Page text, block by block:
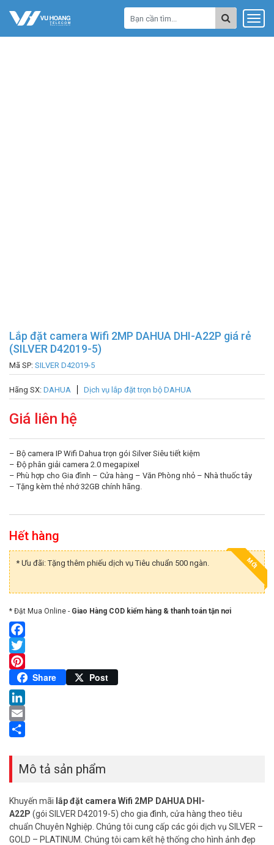
Lắp đặt camera Wifi 2MP DAHUA DHI-A22P giá rẻ
(SILVER D42019-5)
Mã SP: SILVER D42019-5
Hãng SX: DAHUA Dịch vụ lắp đặt trọn bộ DAHUA
Giá liên hệ
– Bộ camera IP Wifi Dahua trọn gói Silver Siêu tiết kiệm
– Độ phân giải camera 2.0 megapixel
– Phù hợp cho Gia đình – Cửa hàng – Văn Phòng nhỏ – Nhà thuốc tây
– Tặng kèm thẻ nhớ 32GB chính hãng.
Hết hàng
MỚI
* Ưu đãi: Tặng thêm phiếu dịch vụ Tiêu chuẩn 500 ngàn.
* Đặt Mua Online - Giao Hàng COD kiểm hàng & thanh toán tận nơi
Facebook
Twitter
Pinterest
Share Post
LinkedIn
Email
Mô tả sản phẩm
Khuyến mãi lắp đặt camera Wifi 2MP DAHUA DHI-
A22P (gói SILVER D42019-5) cho gia đình, cửa hàng theo tiêu
chuẩn Chuyên Nghiệp. Chúng tôi cung cấp các gói dịch vụ SILVER –
GOLD – PLATINUM. Chúng tôi cam kết hệ thống cho hình ảnh đẹp